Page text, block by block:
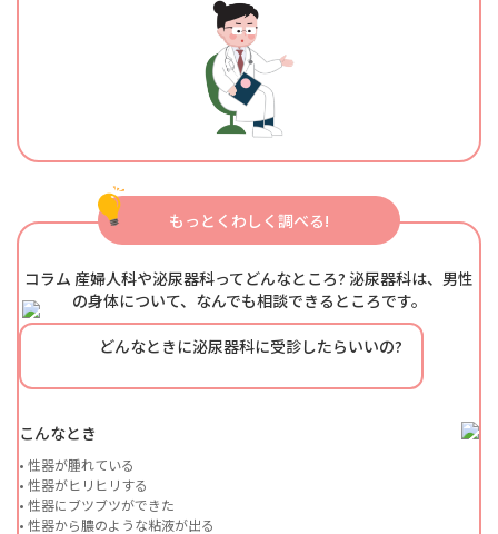
もっとくわしく調べる!
コラム 産婦人科や泌尿器科ってどんなところ? 泌尿器科は、男性
の身体について、なんでも相談できるところです。
どんなときに泌尿器科に受診したらいいの?
こんなとき
• 性器が腫れている
• 性器がヒリヒリする
• 性器にブツブツができた
• 性器から膿のような粘液が出る